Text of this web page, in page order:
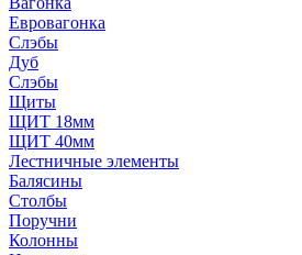
Евровагонка
Слэбы
Дуб
Слэбы
Щиты
ЩИТ 18мм
ЩИТ 40мм
Лестничные элементы
Балясины
Столбы
Поручни
Колонны